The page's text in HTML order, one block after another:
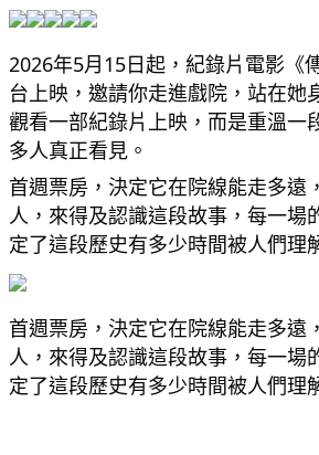
2026年5月15日起，紀錄片電影《
台上映，邀請你走進戲院，站在她
觀看一部紀錄片上映，而是重溫一
多人真正看見。
首週票房，決定它在院線能走多遠
人，來得及認識這段故事，每一場
定了這段歷史有多少時間被人們理
首週票房，決定它在院線能走多遠
人，來得及認識這段故事，每一場
定了這段歷史有多少時間被人們理